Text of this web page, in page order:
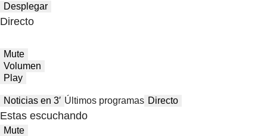
Desplegar
Directo
Mute
Volumen
Play
Noticias en 3′ Últimos programas Directo
Estas escuchando
Mute